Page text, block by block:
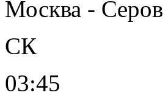
Москва - Серов
СК
03:45